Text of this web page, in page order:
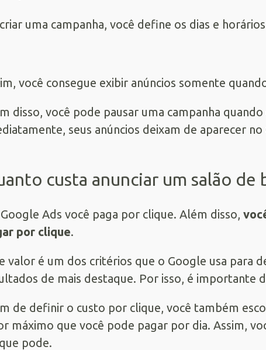
uma campanha, você define os dias e
você consegue exibir anúncios somente
disso, você pode pausar uma campanha
seus anúncios deixam de aparecer no
custa anunciar um salão de
Google Ads você paga por clique. Além disso,
por clique.
valor é um dos critérios que o Google usa para
de mais destaque. Por isso, é importante
de definir o custo por clique, você também
máximo que você pode pagar por dia. Assim,
pode.